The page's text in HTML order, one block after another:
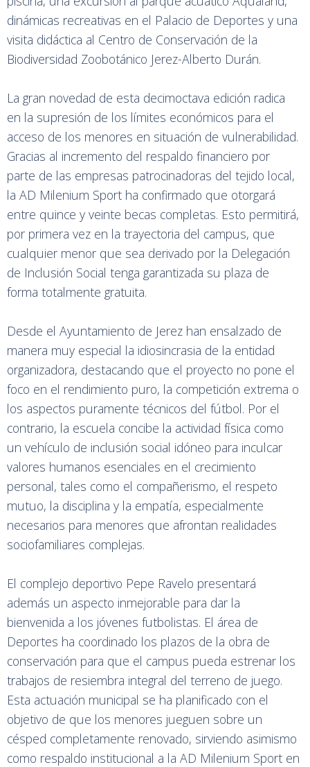
dinámicas recreativas en el Palacio de Deportes y una
visita didáctica al Centro de Conservación de la
Biodiversidad Zoobotánico Jerez-Alberto Durán.
La gran novedad de esta decimoctava edición radica
en la supresión de los límites económicos para el
acceso de los menores en situación de vulnerabilidad.
Gracias al incremento del respaldo financiero por
parte de las empresas patrocinadoras del tejido local,
la AD Milenium Sport ha confirmado que otorgará
entre quince y veinte becas completas. Esto permitirá,
por primera vez en la trayectoria del campus, que
cualquier menor que sea derivado por la Delegación
de Inclusión Social tenga garantizada su plaza de
forma totalmente gratuita.
Desde el Ayuntamiento de Jerez han ensalzado de
manera muy especial la idiosincrasia de la entidad
organizadora, destacando que el proyecto no pone el
foco en el rendimiento puro, la competición extrema o
los aspectos puramente técnicos del fútbol. Por el
contrario, la escuela concibe la actividad física como
un vehículo de inclusión social idóneo para inculcar
valores humanos esenciales en el crecimiento
personal, tales como el compañerismo, el respeto
mutuo, la disciplina y la empatía, especialmente
necesarios para menores que afrontan realidades
sociofamiliares complejas.
El complejo deportivo Pepe Ravelo presentará
además un aspecto inmejorable para dar la
bienvenida a los jóvenes futbolistas. El área de
Deportes ha coordinado los plazos de la obra de
conservación para que el campus pueda estrenar los
trabajos de resiembra integral del terreno de juego.
Esta actuación municipal se ha planificado con el
objetivo de que los menores jueguen sobre un
césped completamente renovado, sirviendo asimismo
como respaldo institucional a la AD Milenium Sport en